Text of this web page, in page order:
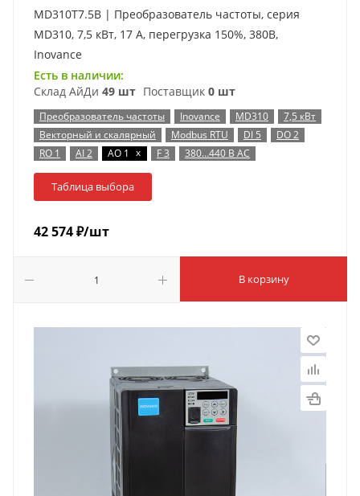
MD310T7.5B | Преобразователь частоты, серия
MD310, 7,5 кВт, 17 А, перегрузка 150%, 380B,
Inovance
Есть в наличии:
Склад АйДи 49 шт Поставщик 0 шт
Преобразователь частоты Inovance MD310
7,5 кВт
Векторный и скалярный
Modbus RTU DI 5
DO 2
RO 1
AI 2 AO 1 x F 3 380…440 В AC
Таблица выбора
42 574₽/шт
В корзину